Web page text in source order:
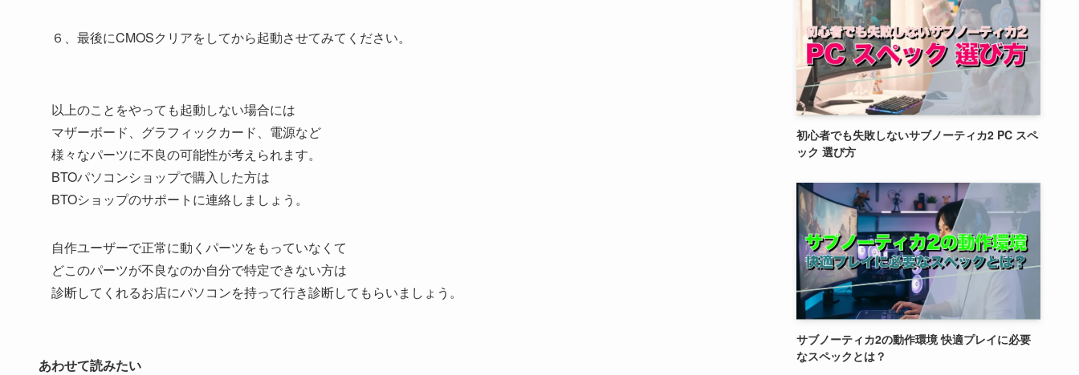
６、最後にCMOSクリアをしてから起動させてみてください。
以上のことをやっても起動しない場合には
マザーボード、グラフィックカード、電源など
様々なパーツに不良の可能性が考えられます。
BTOパソコンショップで購入した方は
BTOショップのサポートに連絡しましょう。
自作ユーザーで正常に動くパーツをもっていなくて
どこのパーツが不良なのか自分で特定できない方は
診断してくれるお店にパソコンを持って行き診断してもらいましょう。
あわせて読みたい
初心者でも失敗しないサブノーティカ2 PC スペ
ック 選び方
サブノーティカ2の動作環境 快適プレイに必要
なスペックとは？